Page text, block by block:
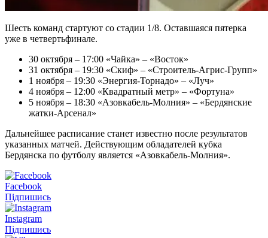
Шесть команд стартуют со стадии 1/8. Оставшаяся пятерка
уже в четвертьфинале.
30 октября – 17:00 «Чайка» – «Восток»
31 октября – 19:30 «Скиф» – «Строитель-Агрис-Групп»
1 ноября – 19:30 «Энергия-Торнадо» – «Луч»
4 ноября – 12:00 «Квадратный метр» – «Фортуна»
5 ноября – 18:30 «Азовкабель-Молния» – «Бердянские
жатки-Арсенал»
Дальнейшее расписание станет известно после результатов
указанных матчей. Действующим обладателей кубка
Бердянска по футболу является «Азовкабель-Молния».
Facebook
Підпишись
Instagram
Підпишись